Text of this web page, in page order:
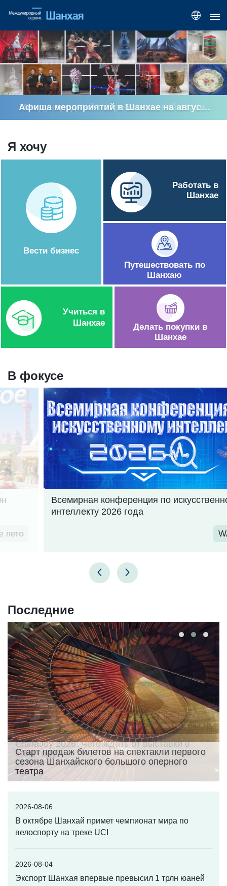
Афиша мероприятий в Шанхае на август
Я хочу
Вести бизнес
Работать в
Шанхае
Путешествовать по
Шанхаю
Учиться в
Шанхае
Делать покупки в
Шанхае
В фокусе
Всемирная конференция по искусственному
интеллекту 2026 года
Последние
Старт продаж билетов на спектакли первого
сезона Шанхайского большого оперного
театра
2026-08-06
В октябре Шанхай примет чемпионат мира по
велоспорту на треке UCI
2026-08-04
Экспорт Шанхая впервые превысил 1 трлн юаней